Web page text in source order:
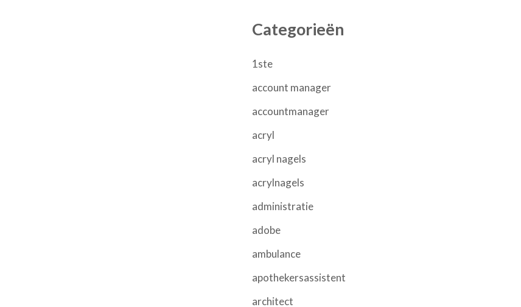
Categorieën
1ste
account manager
accountmanager
acryl
acryl nagels
acrylnagels
administratie
adobe
ambulance
apothekersassistent
architect